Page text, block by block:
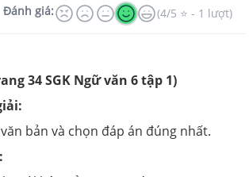
Đánh giá: (4/5 ⭐ - 1 lượt)
34 SGK Ngữ văn 6 tập 1)
bản và chọn đáp án đúng nhất.